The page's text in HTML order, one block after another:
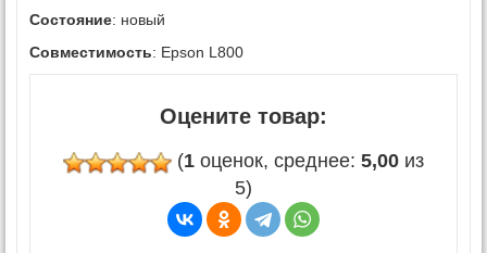
Состояние: новый
Совместимость: Epson L800
Оцените товар:
(1 оценок, среднее: 5,00 из
5)